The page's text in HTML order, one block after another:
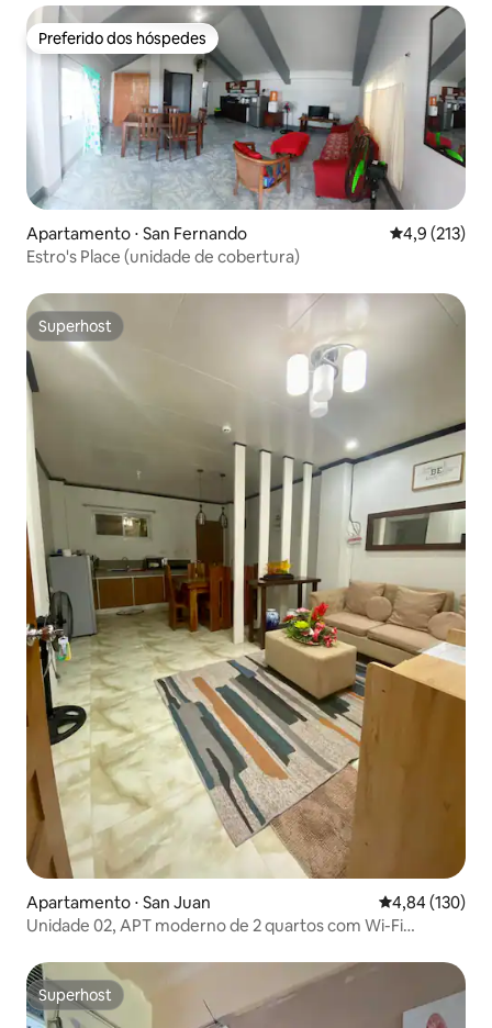
Preferido dos hóspedes
Preferido dos hóspedes
Apartamento ⋅ San Fernando 4,9 de uma
4,9 (213)
Estro's Place (unidade de cobertura)
Superhost
Superhost
Apartamento ⋅ San Juan 4,84 de uma
4,84 (130)
Unidade 02, APT moderno de 2 quartos com Wi-Fi
Superhost
Superhost